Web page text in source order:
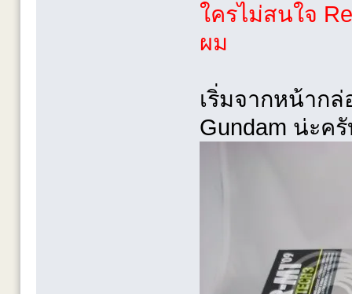
ใครไม่สนใจ
ผม
เริ่มจากหน้าก
Gundam น่ะค